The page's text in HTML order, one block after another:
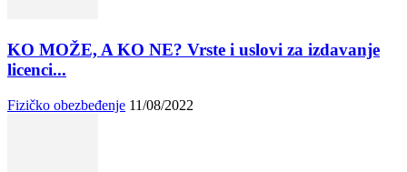
KO MOŽE, A KO NE? Vrste i uslovi za izdavanje
licenci...
Fizičko obezbeđenje 11/08/2022